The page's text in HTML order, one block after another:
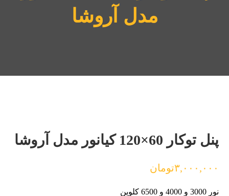
مدل آروشا
پنل توکار 60×120 کیانور مدل آروشا
۳,۰۰۰,۰۰۰تومان
نور 3000 و 4000 و 6500 کلوین